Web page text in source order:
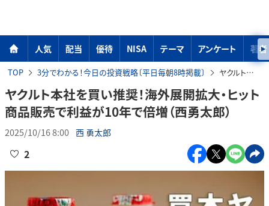
人気 配当 優待 NISA テーマ アンケート 著者
TOP 3分でわかる！今日の投資戦略〔平日毎朝8時掲載〕 ヤクルト本社を買い推奨！海外展開拡大・ヒット商品販売で利益が10年で倍増（西勇太郎）
ヤクルト本社を買い推奨！海外展開拡大・ヒット
商品販売で利益が10年で倍増（西勇太郎）
2025/10/16 8:00 西 勇太郎
2